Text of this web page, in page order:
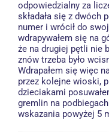
odpowiedzialny za
składała się z dwóch
numer i wrócił do
wdrapywałem się na
że na drugiej pętli nie
znów trzeba było
Wdrapałem się więc
przez kolejne wioski,
dzieciakami
gremlin na
wskazania powyżej 5